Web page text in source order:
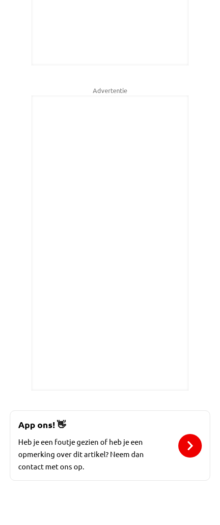
Advertentie
App ons!👋
Heb je een foutje gezien of heb je een
opmerking over dit artikel? Neem dan
contact met ons op.